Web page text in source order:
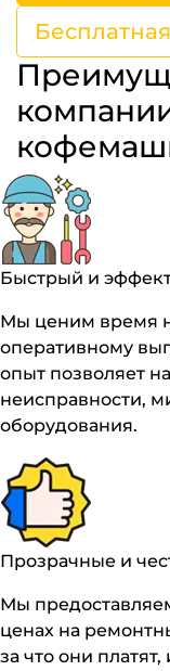
Быстрый и
Мы ценим время
оперативному
опыт позволяет
неисправности,
оборудования.
Прозрачные и
Мы
ценах на
за что они